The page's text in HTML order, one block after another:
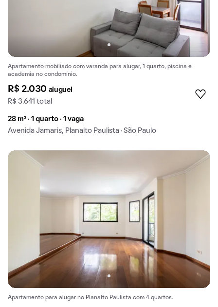
Apartamento mobiliado com varanda para alugar, 1 quarto, piscina e
academia no condomínio.
R$ 2.030 aluguel
R$ 3.641 total
28 m² · 1 quarto · 1 vaga
Avenida Jamaris, Planalto Paulista · São Paulo
Apartamento para alugar no Planalto Paulista com 4 quartos.